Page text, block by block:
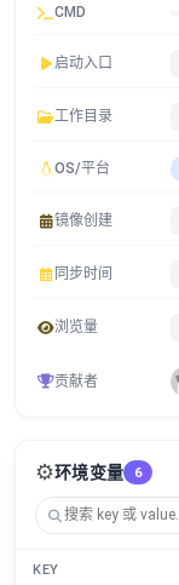
CMD
启动入口
工作目录
OS/平台
镜像创建
同步时间
浏览量
贡献者
⚙️环境变量 6
KEY